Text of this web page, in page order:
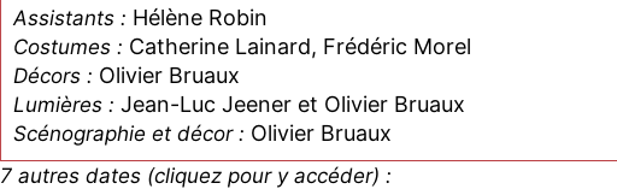
Assistants : Hélène Robin
Costumes : Catherine Lainard, Frédéric Morel
Décors : Olivier Bruaux
Lumières : Jean-Luc Jeener et Olivier Bruaux
Scénographie et décor : Olivier Bruaux
7 autres dates (cliquez pour y accéder) :